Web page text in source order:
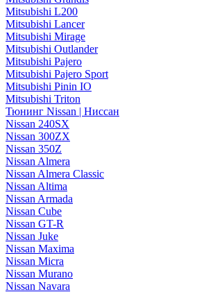
Mitsubishi L200
Mitsubishi Lancer
Mitsubishi Mirage
Mitsubishi Outlander
Mitsubishi Pajero
Mitsubishi Pajero Sport
Mitsubishi Pinin IO
Mitsubishi Triton
Тюнинг Nissan | Ниссан
Nissan 240SX
Nissan 300ZX
Nissan 350Z
Nissan Almera
Nissan Almera Classic
Nissan Altima
Nissan Armada
Nissan Cube
Nissan GT-R
Nissan Juke
Nissan Maxima
Nissan Micra
Nissan Murano
Nissan Navara